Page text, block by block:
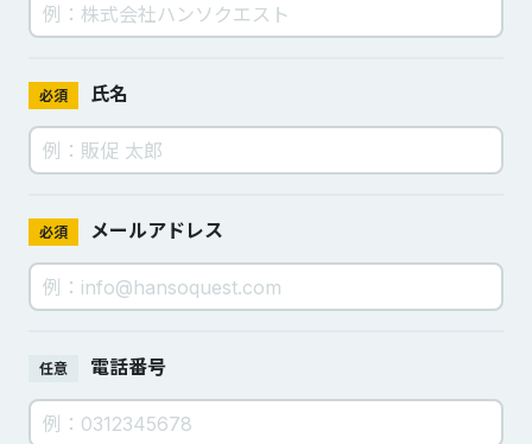
必須 氏名
必須 メールアドレス
任意 電話番号